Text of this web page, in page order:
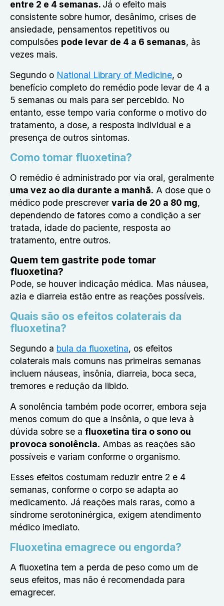
entre 2 e 4 semanas. Já o efeito mais
consistente sobre humor, desânimo, crises de
ansiedade, pensamentos repetitivos ou
compulsões pode levar de 4 a 6 semanas, às
vezes mais.
Segundo o National Library of Medicine, o
benefício completo do remédio pode levar de 4 a
5 semanas ou mais para ser percebido. No
entanto, esse tempo varia conforme o motivo do
tratamento, a dose, a resposta individual e a
presença de outros sintomas.
Como tomar fluoxetina?
O remédio é administrado por via oral, geralmente
uma vez ao dia durante a manhã. A dose que o
médico pode prescrever varia de 20 a 80 mg,
dependendo de fatores como a condição a ser
tratada, idade do paciente, resposta ao
tratamento, entre outros.
Quem tem gastrite pode tomar
fluoxetina?
Pode, se houver indicação médica. Mas náusea,
azia e diarreia estão entre as reações possíveis.
Quais são os efeitos colaterais da
fluoxetina?
Segundo a bula da fluoxetina, os efeitos
colaterais mais comuns nas primeiras semanas
incluem náuseas, insônia, diarreia, boca seca,
tremores e redução da libido.
A sonolência também pode ocorrer, embora seja
menos comum do que a insônia, o que leva à
dúvida sobre se a fluoxetina tira o sono ou
provoca sonolência. Ambas as reações são
possíveis e variam conforme o organismo.
Esses efeitos costumam reduzir entre 2 e 4
semanas, conforme o corpo se adapta ao
medicamento. Já reações mais raras, como a
síndrome serotoninérgica, exigem atendimento
médico imediato.
Fluoxetina emagrece ou engorda?
A fluoxetina tem a perda de peso como um de
seus efeitos, mas não é recomendada para
emagrecer.